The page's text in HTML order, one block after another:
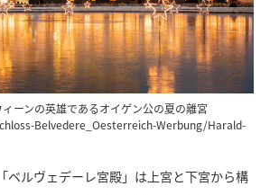
ーンの英雄であるオイゲン公の夏の離宮
Belvedere_Oesterreich-Werbung/Harald-
ベルヴェデーレ宮殿」は上宮と下宮から構